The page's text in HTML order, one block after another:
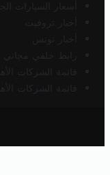
أسعار السيارات
أخبار تروفيت
أخبار تونس
رابط خلفي مجاني
قائمة الشركات
قائمة الشركات